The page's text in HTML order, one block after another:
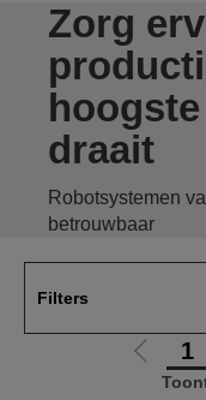
Zorg
draait
Robotsystemen
betrouwbaar
Filters
Ga
naar
1